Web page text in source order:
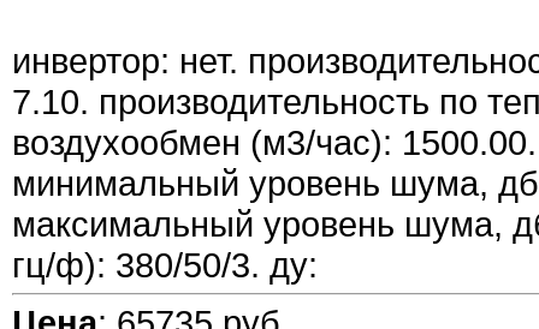
инвертор: нет.
7.10. производительность по
воздухообмен (м3/час):
минимальный уровень шума,
максимальный уровень шума,
гц/ф): 380/50/3. ду: